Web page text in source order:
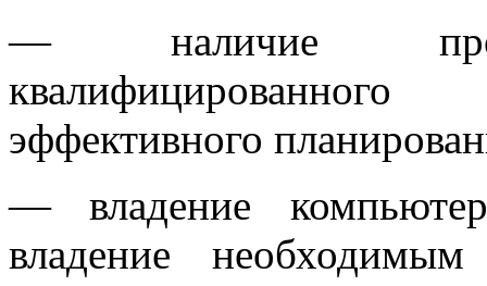
— наличие
эффективного
— владение
владение